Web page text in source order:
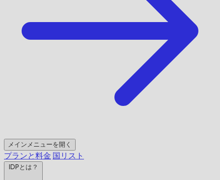
メインメニューを開く
プランと料金 国リスト
IDPとは？